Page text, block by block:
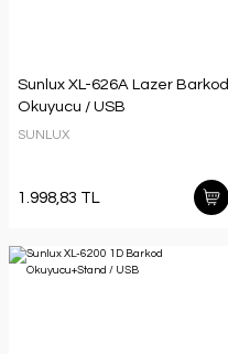
Sunlux XL-626A Lazer Barkod
Okuyucu / USB
SUNLUX
1.998,83 TL